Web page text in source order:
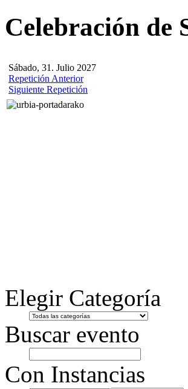
Celebración de
Sábado, 31. Julio 2027
Repetición Anterior
Siguiente Repetición
Elegir Categoría
Buscar evento
Con Instancias